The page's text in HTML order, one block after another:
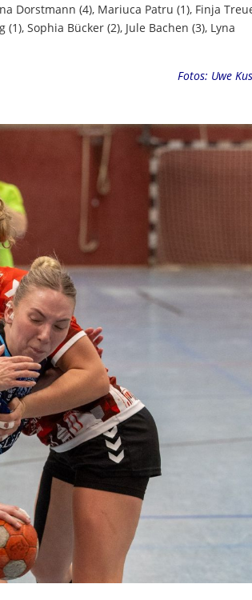
Dorstmann (4), Mariuca Patru (1), Finja
Sophia Bücker (2), Jule Bachen (3), Lyna
Fotos: Uwe